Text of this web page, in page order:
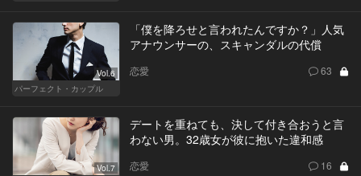
Vol.6
パーフェクト・カップル
「僕を降ろせと言われたんですか？」人気
アナウンサーの、スキャンダルの代償
恋愛 63
Vol.7
デートを重ねても、決して付き合おうと言
わない男。32歳女が彼に抱いた違和感
恋愛 16